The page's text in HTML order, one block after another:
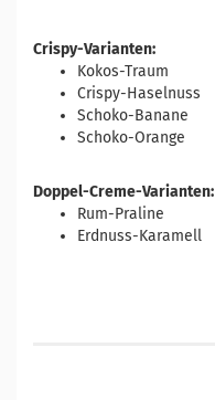
Crispy-Varianten:
Kokos-Traum
Crispy-Haselnuss
Schoko-Banane
Schoko-Orange
Doppel-Creme-Varianten:
Rum-Praline
Erdnuss-Karamell